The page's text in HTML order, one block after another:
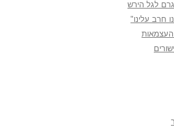
לגל הירש